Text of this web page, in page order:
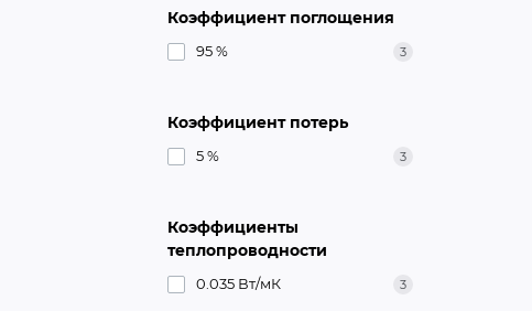
Коэффициент поглощения
95 % 3
Коэффициент потерь
5 % 3
Коэффициенты
теплопроводности
0.035 Вт/мК 3